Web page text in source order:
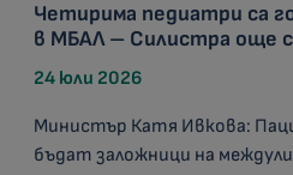
Четирима педиатри са
в МБАЛ – Силистра още
24 юли 2026
Министър Катя Ивкова:
бъдат заложници на